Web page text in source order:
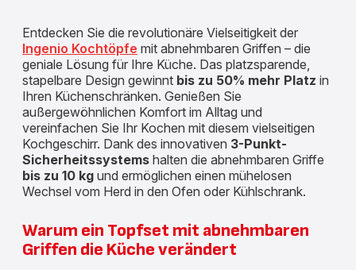
Entdecken Sie die revolutionäre Vielseitigkeit der
Ingenio Kochtöpfe mit abnehmbaren Griffen – die
geniale Lösung für Ihre Küche. Das platzsparende,
stapelbare Design gewinnt bis zu 50% mehr Platz in
Ihren Küchenschränken. Genießen Sie
außergewöhnlichen Komfort im Alltag und
vereinfachen Sie Ihr Kochen mit diesem vielseitigen
Kochgeschirr. Dank des innovativen 3-Punkt-
Sicherheitssystems halten die abnehmbaren Griffe
bis zu 10 kg und ermöglichen einen mühelosen
Wechsel vom Herd in den Ofen oder Kühlschrank.
Warum ein Topfset mit abnehmbaren
Griffen die Küche verändert